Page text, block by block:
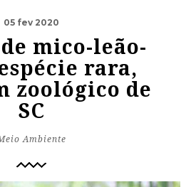
05 fev 2020
mico-leão-
rara,
zoológico de
SC
Ambiente